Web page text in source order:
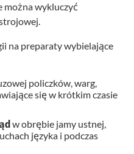
można wykluczyć
na preparaty wybielające
policzków, warg,
się w krótkim czasie
w obrębie jamy ustnej,
języka i podczas